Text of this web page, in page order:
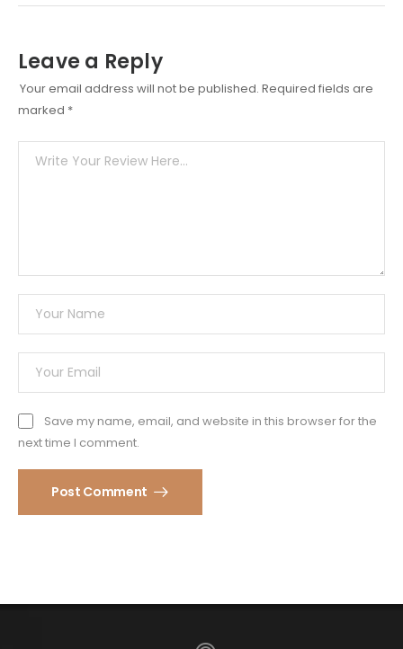
Leave a Reply
Your email address will not be published. Required fields are
marked *
Save my name, email, and website in this browser for the
next time I comment.
Post Comment